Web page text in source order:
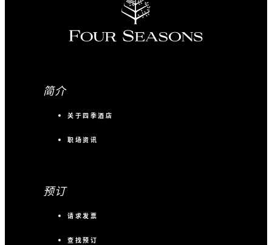
简介
关于四季酒店
职场资讯
预订
请求发票
查找预订